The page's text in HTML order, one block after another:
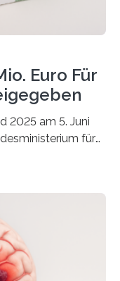
Euro Für
2025 am 5. Juni
für
in
– unter
und